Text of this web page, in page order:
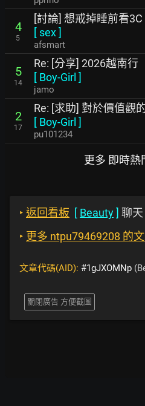
4
5
[討論] 想戒掉睡前看
[ sex]
afsmart
5
14
Re: [分享] 2026越南行
[ Boy-Girl ]
jamo
2
17
Re: [求助] 對於價值觀
[ Boy-Girl ]
pu101234
更多 即時熱
‣ 返回看板 [ Beauty] 聊天
‣ 更多 ntpu79469208 的
文章代碼(AID): #1gJXOMNp
關閉廣告 方便截圖